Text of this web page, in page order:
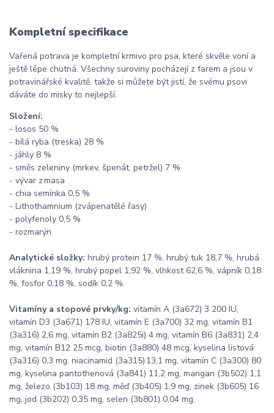
Kompletní specifikace
Vařená potrava je kompletní krmivo pro psa, které skvěle voní a
ještě lépe chutná. Všechny suroviny pocházejí z farem a jsou v
potravinářské kvalitě, takže si můžete být jistí, že svému psovi
dáváte do misky to nejlepší.
Složení:
- losos 50 %
- bílá ryba (treska) 28 %
- jáhly 8 %
- směs zeleniny (mrkev, špenát, petržel) 7 %
- vývar z masa
- chia semínka 0,5 %
- Lithothamnium (zvápenatělé řasy)
- polyfenoly 0,5 %
- rozmarýn
Analytické složky: hrubý protein 17 %, hrubý tuk 18,7 %, hrubá
vláknina 1,19 %, hrubý popel 1,92 %, vlhkost 62,6 %, vápník 0,18
%, fosfor 0,18 %, sodík 0,2 %.
Vitamíny a stopové prvky/kg: vitamín A (3a672) 3 200 IU,
vitamín D3 (3a671) 178 IU, vitamín E (3a700) 32 mg, vitamín B1
(3a316) 2,6 mg, vitamín B2 (3a825i) 4 mg, vitamín B6 (3a831) 2,4
mg, vitamín B12 25 mcg, biotin (3a880) 48 mcg, kyselina listová
(3a316) 0,3 mg, niacinamid (3a315) 13,1 mg, vitamín C (3a300) 80
mg, kyselina pantothenová (3a841) 11,2 mg, mangan (3b502) 1,1
mg, železo (3b103) 18 mg, měď (3b405) 1,9 mg, zinek (3b605) 16
mg, jod (3b202) 0,35 mg, selen (3b801) 0,04 mg.